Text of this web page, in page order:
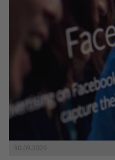
30.09.2020